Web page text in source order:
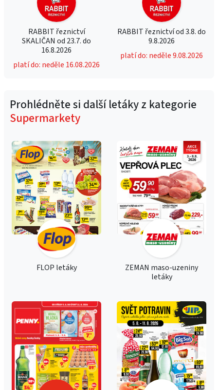
RABBIT řeznictví
SKALIČAN od 23.7. do
16.8.2026
platí do: neděle 16.08.2026
RABBIT řeznictví od 3.8. do
9.8.2026
platí do: neděle 9.08.2026
Prohlédněte si další letáky z kategorie
Supermarkety
FLOP letáky
ZEMAN maso-uzeniny
letáky